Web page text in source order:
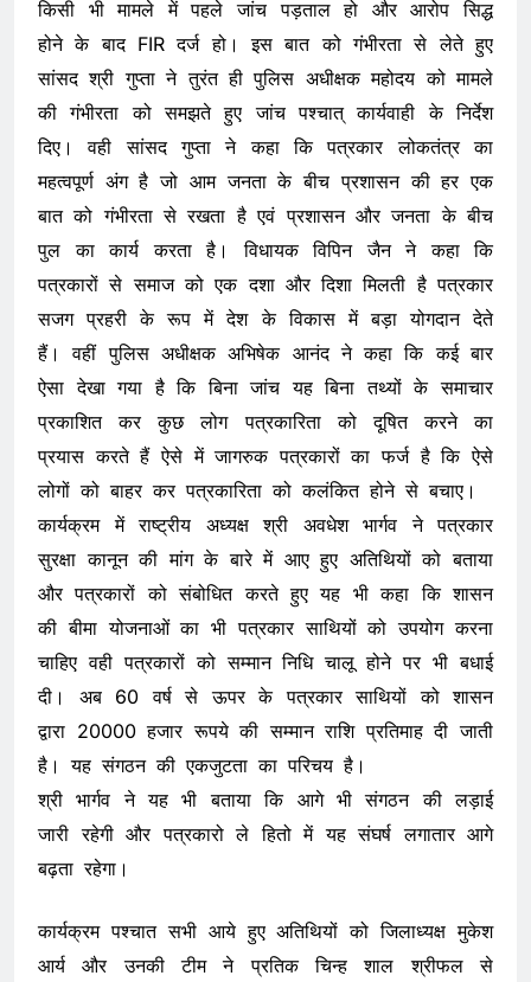
किसी भी मामले में पहले जांच पड़ताल हो और आरोप सिद्ध
होने के बाद FIR दर्ज हो। इस बात को गंभीरता से लेते हुए
सांसद श्री गुप्ता ने तुरंत ही पुलिस अधीक्षक महोदय को मामले
की गंभीरता को समझते हुए जांच पश्चात् कार्यवाही के निर्देश
दिए। वही सांसद गुप्ता ने कहा कि पत्रकार लोकतंत्र का
महत्वपूर्ण अंग है जो आम जनता के बीच प्रशासन की हर एक
बात को गंभीरता से रखता है एवं प्रशासन और जनता के बीच
पुल का कार्य करता है। विधायक विपिन जैन ने कहा कि
पत्रकारों से समाज को एक दशा और दिशा मिलती है पत्रकार
सजग प्रहरी के रूप में देश के विकास में बड़ा योगदान देते
हैं। वहीं पुलिस अधीक्षक अभिषेक आनंद ने कहा कि कई बार
ऐसा देखा गया है कि बिना जांच यह बिना तथ्यों के समाचार
प्रकाशित कर कुछ लोग पत्रकारिता को दूषित करने का
प्रयास करते हैं ऐसे में जागरुक पत्रकारों का फर्ज है कि ऐसे
लोगों को बाहर कर पत्रकारिता को कलंकित होने से बचाए।
कार्यक्रम में राष्ट्रीय अध्यक्ष श्री अवधेश भार्गव ने पत्रकार
सुरक्षा कानून की मांग के बारे में आए हुए अतिथियों को बताया
और पत्रकारों को संबोधित करते हुए यह भी कहा कि शासन
की बीमा योजनाओं का भी पत्रकार साथियों को उपयोग करना
चाहिए वही पत्रकारों को सम्मान निधि चालू होने पर भी बधाई
दी। अब 60 वर्ष से ऊपर के पत्रकार साथियों को शासन
द्वारा 20000 हजार रूपये की सम्मान राशि प्रतिमाह दी जाती
है। यह संगठन की एकजुटता का परिचय है।
श्री भार्गव ने यह भी बताया कि आगे भी संगठन की लड़ाई
जारी रहेगी और पत्रकारो ले हितो में यह संघर्ष लगातार आगे
बढ़ता रहेगा।
कार्यक्रम पश्चात सभी आये हुए अतिथियों को जिलाध्यक्ष मुकेश
आर्य और उनकी टीम ने प्रतिक चिन्ह शाल श्रीफल से